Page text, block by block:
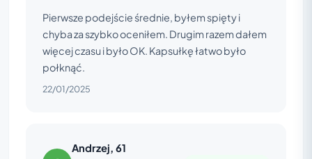
Pierwsze podejście średnie, byłem spięty i
chyba za szybko oceniłem. Drugim razem dałem
więcej czasu i było OK. Kapsułkę łatwo było
połknąć.
22/01/2025
Andrzej, 61